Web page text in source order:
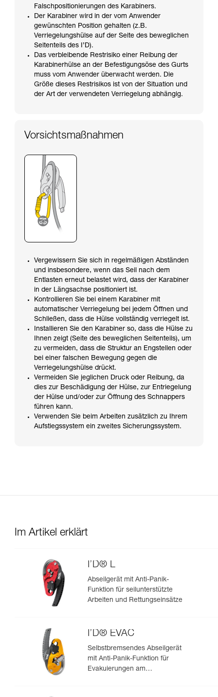
Falschpositionierungen des Karabiners.
Der Karabiner wird in der vom Anwender
gewünschten Position gehalten (z.B.
Verriegelungshülse auf der Seite des beweglichen
Seitenteils des I’D).
Das verbleibende Restrisiko einer Reibung der
Karabinerhülse an der Befestigungsöse des Gurts
muss vom Anwender überwacht werden. Die
Größe dieses Restrisikos ist von der Situation und
der Art der verwendeten Verriegelung abhängig.
Vorsichtsmaßnahmen
Vergewissern Sie sich in regelmäßigen Abständen
und insbesondere, wenn das Seil nach dem
Entlasten erneut belastet wird, dass der Karabiner
in der Längsachse positioniert ist.
Kontrollieren Sie bei einem Karabiner mit
automatischer Verriegelung bei jedem Öffnen und
Schließen, dass die Hülse vollständig verriegelt ist.
Installieren Sie den Karabiner so, dass die Hülse zu
Ihnen zeigt (Seite des beweglichen Seitenteils), um
zu vermeiden, dass die Struktur an Engstellen oder
bei einer falschen Bewegung gegen die
Verriegelungshülse drückt.
Vermeiden Sie jeglichen Druck oder Reibung, da
dies zur Beschädigung der Hülse, zur Entriegelung
der Hülse und/oder zur Öffnung des Schnappers
führen kann.
Verwenden Sie beim Arbeiten zusätzlich zu Ihrem
Aufstiegssystem ein zweites Sicherungssystem.
Im Artikel erklärt
I’D® L
Abseilgerät mit Anti-Panik-
Funktion für seilunterstützte
Arbeiten und Rettungseinsätze
I’D® EVAC
Selbstbremsendes Abseilgerät
mit Anti-Panik-Funktion für
Evakuierungen am